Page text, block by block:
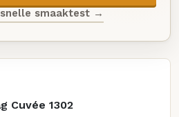
smaaktest →
Cuvée 1302